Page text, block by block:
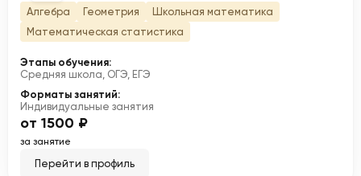
Алгебра Геометрия
Школьная математика
Математическая статистика
Этапы обучения:
Средняя школа, ОГЭ, ЕГЭ
Форматы занятий:
Индивидуальные занятия
от 1500 ₽
за занятие
Перейти в профиль